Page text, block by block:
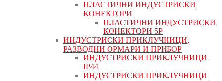
ПЛАСТИЧНИ ИНДУСТРИСКИ
КОНЕКТОРИ
ПЛАСТИЧНИ ИНДУСТРИСКИ
КОНЕКТОРИ 5P
ИНДУСТРИСКИ ПРИКЛУЧНИЦИ,
РАЗВОДНИ ОРМАРИ И ПРИБОР
ИНДУСТРИСКИ ПРИКЛУЧНИЦИ
IP44
ИНДУСТРИСКИ ПРИКЛУЧНИЦИ